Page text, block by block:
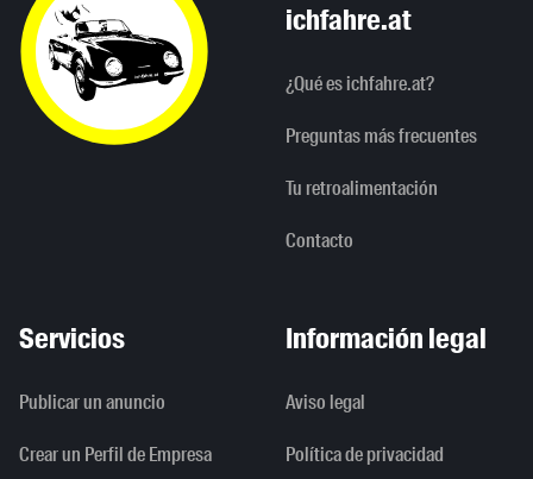
ichfahre.at
¿Qué es ichfahre.at?
Preguntas más frecuentes
Tu retroalimentación
Contacto
Servicios
Publicar un anuncio
Crear un Perfil de Empresa
Información legal
Aviso legal
Política de privacidad